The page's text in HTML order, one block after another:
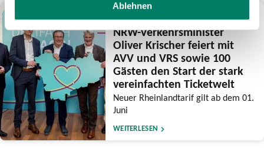
Ablehnen
NRW-Verkehrsminister
Oliver Krischer feiert mit
AVV und VRS sowie 100
Gästen den Start der stark
vereinfachten Ticketwelt
Neuer Rheinlandtarif gilt ab dem 01.
Juni
WEITERLESEN